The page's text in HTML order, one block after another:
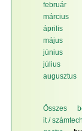
február
március
április
május
június
július
augusztus
Összes
it /